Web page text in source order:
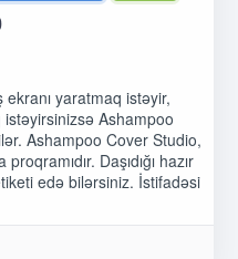
yaratmaq istəyir,
Ashampoo
Ashampoo Cover Studio,
Daşıdığı hazır
edə bilərsiniz. İstifadəsi